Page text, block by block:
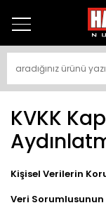
KVKK
Kişisel Verilerin
Veri